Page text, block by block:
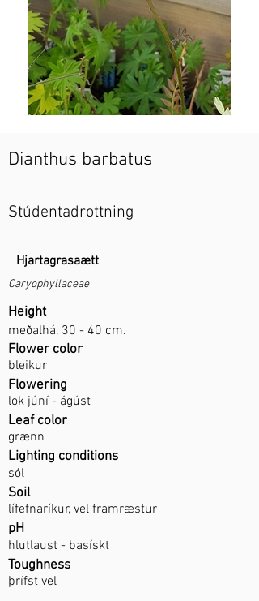
Dianthus barbatus
Stúdentadrottning
Hjartagrasaætt
Caryophyllaceae
Height
meðalhá, 30 - 40 cm.
Flower color
bleikur
Flowering
lok júní - ágúst
Leaf color
grænn
Lighting conditions
sól
Soil
lífefnaríkur, vel framræstur
pH
hlutlaust - basískt
Toughness
þrífst vel